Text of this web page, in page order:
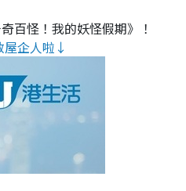
百怪！我的妖怪假期》！
屋企人啦↓